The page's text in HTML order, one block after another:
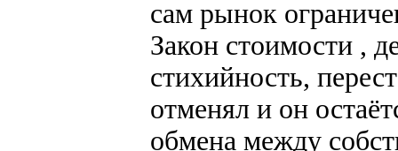
сам рынок
Закон стоимости ,
стихийность,
отменял и он
обмена между